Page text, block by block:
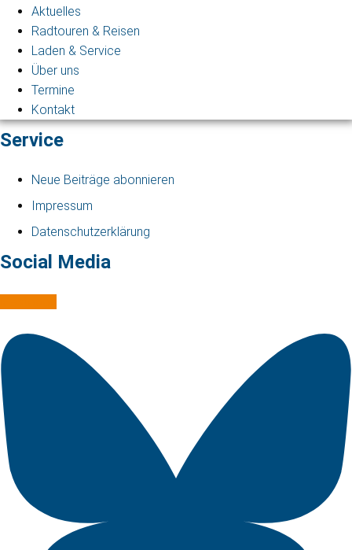
Aktuelles
Radtouren & Reisen
Laden & Service
Über uns
Termine
Kontakt
Service
Neue Beiträge abonnieren
Impressum
Datenschutzerklärung
Social Media